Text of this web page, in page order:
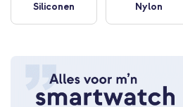
Siliconen Nylon